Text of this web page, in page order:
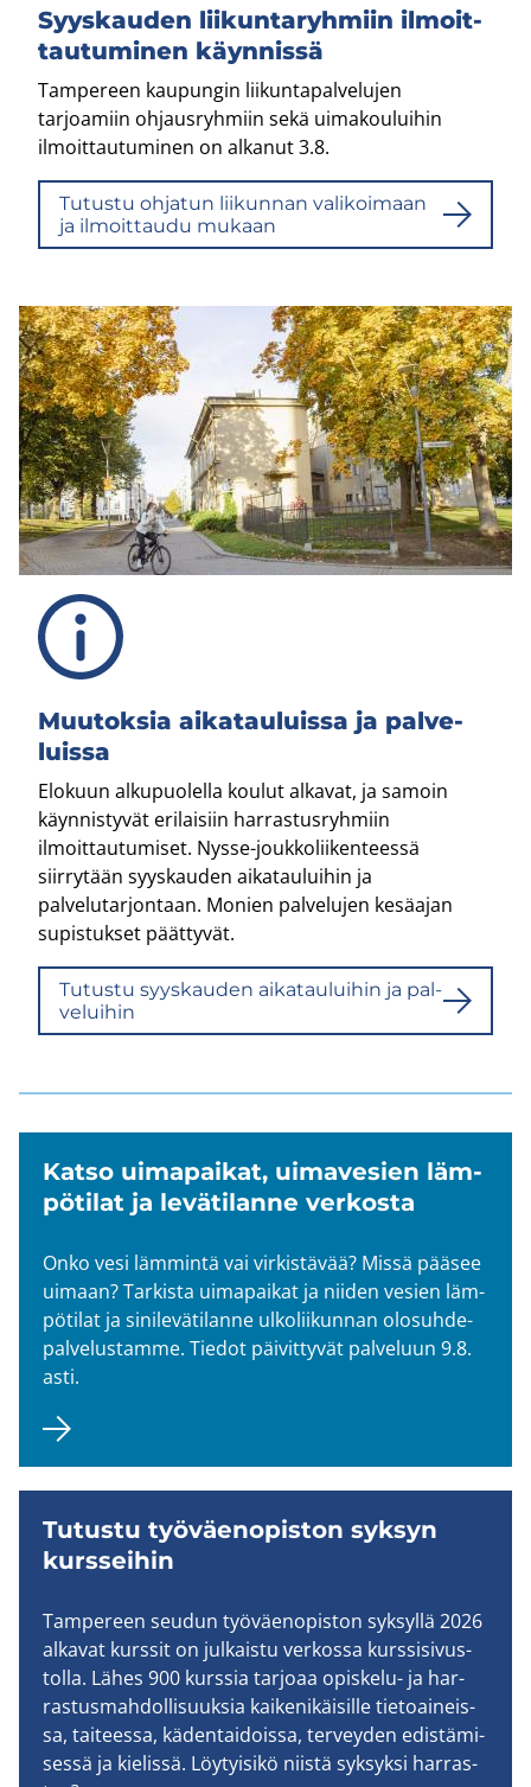
Syys­kau­den lii­kun­ta­ryh­miin il­moit­
tau­tu­mi­nen käyn­nis­sä
Tampereen kaupungin liikuntapalvelujen
tarjoamiin ohjausryhmiin sekä uimakouluihin
ilmoittautuminen on alkanut 3.8.
Tu­tus­tu oh­ja­tun lii­kun­nan va­li­koi­maan
ja il­moit­tau­du mu­kaan
Muu­tok­sia ai­ka­tau­luis­sa ja pal­ve­
luis­sa
Elokuun alkupuolella koulut alkavat, ja samoin
käynnistyvät erilaisiin harrastusryhmiin
ilmoittautumiset. Nysse-​joukkoliikenteessä
siirrytään syyskauden aikatauluihin ja
palvelutarjontaan. Monien palvelujen kesäajan
supistukset päättyvät.
Tu­tus­tu syys­kau­den ai­ka­tau­lui­hin ja pal­
ve­lui­hin
Katso ui­ma­pai­kat, ui­ma­ve­sien läm­
pö­ti­lat ja le­vä­ti­lan­ne ver­kos­ta
Onko vesi läm­min­tä vai vir­kis­tä­vää? Missä pää­see
ui­maan? Tar­kis­ta ui­ma­pai­kat ja nii­den ve­sien läm­
pö­ti­lat ja si­ni­le­vä­ti­lan­ne ul­ko­lii­kun­nan olo­suh­de­
pal­ve­lus­tam­me. Tie­dot päi­vit­ty­vät pal­ve­luun 9.8.
asti.
Tu­tus­tu työ­väen­opis­ton syk­syn
kurs­sei­hin
Tam­pe­reen seu­dun työ­väen­opis­ton syk­syl­lä 2026
al­ka­vat kurs­sit on jul­kais­tu ver­kos­sa kurs­si­si­vus­
tol­la. Lähes 900 kurs­sia tar­jo­aa opiskelu-​ ja har­
ras­tus­mah­dol­li­suuk­sia kai­ke­ni­käi­sil­le tie­toai­neis­
sa, tai­tees­sa, kä­den­tai­dois­sa, ter­vey­den edis­tä­mi­
ses­sä ja kie­lis­sä. Löy­tyi­si­kö niis­tä syk­syk­si har­ras­